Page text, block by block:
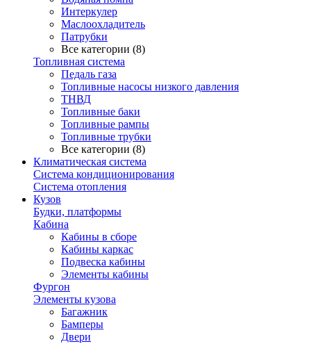
Интеркулер
Маслоохладитель
Патрубки
Все категории (8)
Топливная система
Педаль газа
Топливные насосы низкого давления
ТНВД
Топливные баки
Топливные рампы
Топливные трубки
Все категории (8)
Климатическая система
Система кондиционирования
Система отопления
Кузов
Будки, платформы
Кабина
Кабины в сборе
Кабины каркас
Подвеска кабины
Элементы кабины
Фургон
Элементы кузова
Багажник
Бамперы
Двери